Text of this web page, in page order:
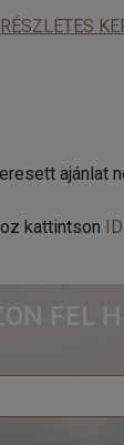
RÉSZLETES
ajánlat
kattintson
FEL